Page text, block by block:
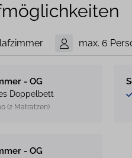
max. 6
- OG
Doppelbett
(2 Matratzen)
- OG